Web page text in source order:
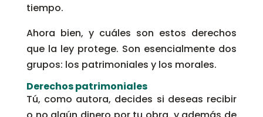
tiempo.
Ahora bien, y cuáles son estos derechos
que la ley protege. Son esencialmente dos
grupos: los patrimoniales y los morales.
Derechos patrimoniales
Tú, como autora, decides si deseas recibir